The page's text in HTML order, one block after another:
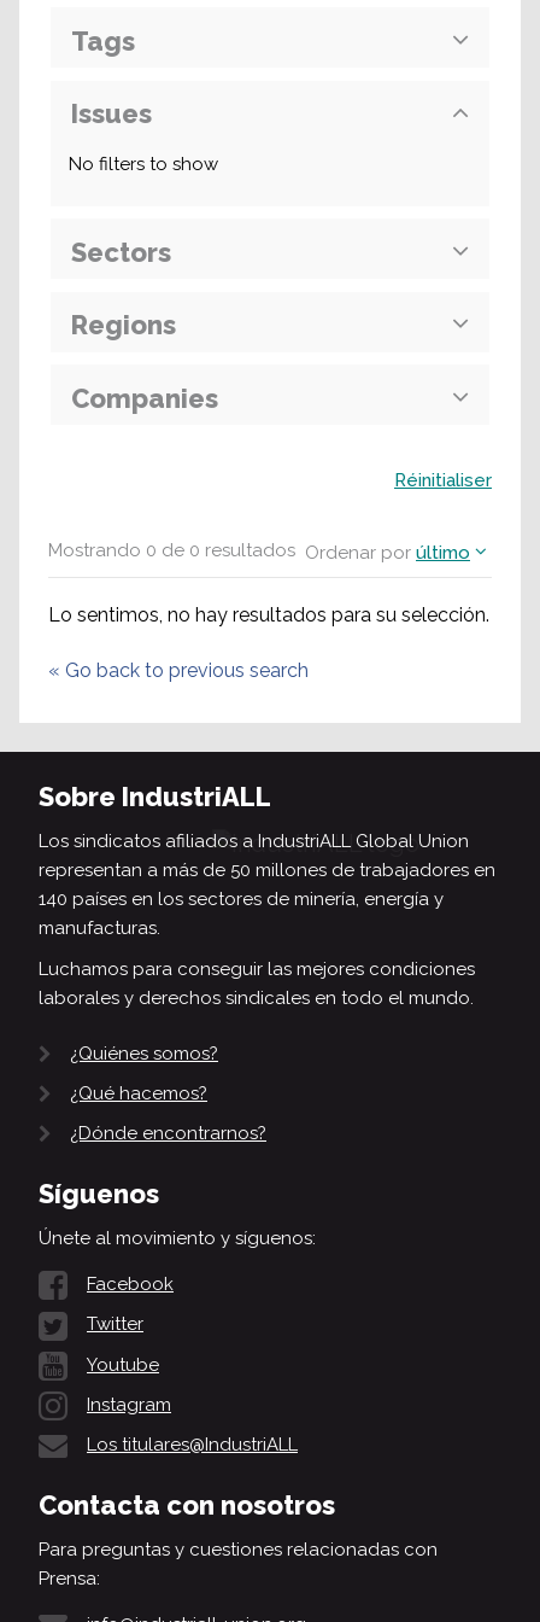
Mostrando 0 de 0 resultados Ordenar por último
Lo sentimos, no hay resultados para su selección.
« Go back to previous search
Tags
Issues
No filters to show
Sectors
Regions
Companies
Réinitialiser
Sobre IndustriALL
Los sindicatos afiliados a IndustriALL Global Union
representan a más de 50 millones de trabajadores en
140 países en los sectores de minería, energía y
manufacturas.
Luchamos para conseguir las mejores condiciones
laborales y derechos sindicales en todo el mundo.
¿Quiénes somos?
¿Qué hacemos?
¿Dónde encontrarnos?
Síguenos
Únete al movimiento y síguenos:
Facebook
Twitter
Youtube
Instagram
Los titulares@IndustriALL
Contacta con nosotros
Para preguntas y cuestiones relacionadas con
Prensa: